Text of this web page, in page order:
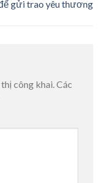
gửi trao yêu thương
công khai. Các